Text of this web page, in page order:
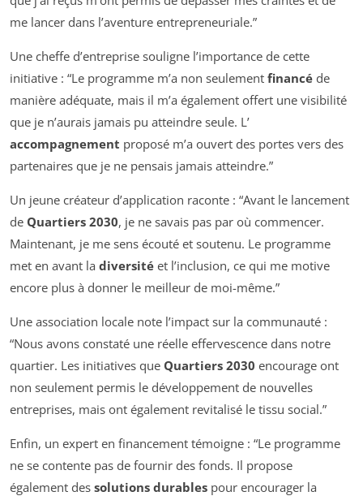
me lancer dans l’aventure entrepreneuriale.”
Une cheffe d’entreprise souligne l’importance de cette
initiative : “Le programme m’a non seulement financé de
manière adéquate, mais il m’a également offert une visibilité
que je n’aurais jamais pu atteindre seule. L’
accompagnement proposé m’a ouvert des portes vers des
partenaires que je ne pensais jamais atteindre.”
Un jeune créateur d’application raconte : “Avant le lancement
de Quartiers 2030, je ne savais pas par où commencer.
Maintenant, je me sens écouté et soutenu. Le programme
met en avant la diversité et l’inclusion, ce qui me motive
encore plus à donner le meilleur de moi-même.”
Une association locale note l’impact sur la communauté :
“Nous avons constaté une réelle effervescence dans notre
quartier. Les initiatives que Quartiers 2030 encourage ont
non seulement permis le développement de nouvelles
entreprises, mais ont également revitalisé le tissu social.”
Enfin, un expert en financement témoigne : “Le programme
ne se contente pas de fournir des fonds. Il propose
également des solutions durables pour encourager la